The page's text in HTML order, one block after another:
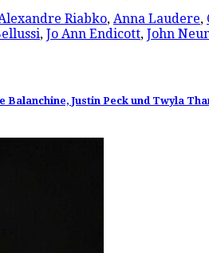
Riabko, Anna Laudere,
, Jo Ann Endicott, John
Justin Peck und Twyla